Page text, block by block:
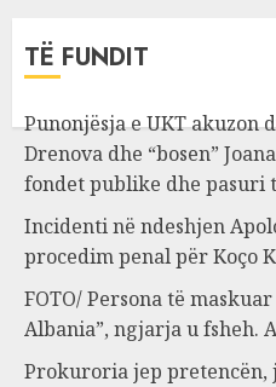
TË FUNDIT
Punonjësja e UKT akuzon
Drenova dhe “bosen”
fondet publike dhe pasuri
Incidenti në ndeshjen
procedim penal për Koço
FOTO/ Persona të
Albania”, ngjarja u fsheh.
Prokuroria jep pretencën,